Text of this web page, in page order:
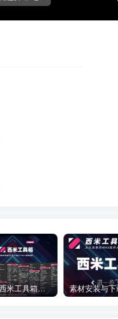
3DMAX西米工具箱下载 素材安装与下